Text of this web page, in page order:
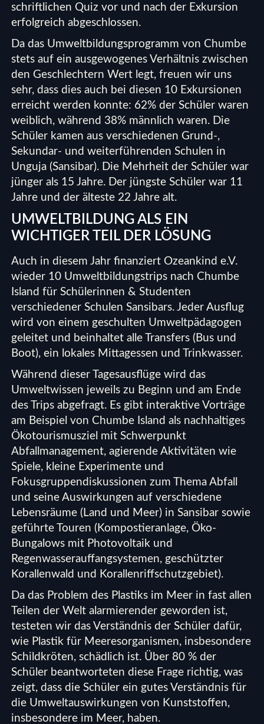
schriftlichen Quiz vor und nach der Exkursion
erfolgreich abgeschlossen.
Da das Umweltbildungsprogramm von Chumbe
stets auf ein ausgewogenes Verhältnis zwischen
den Geschlechtern Wert legt, freuen wir uns
sehr, dass dies auch bei diesen 10 Exkursionen
erreicht werden konnte: 62% der Schüler waren
weiblich, während 38% männlich waren. Die
Schüler kamen aus verschiedenen Grund-,
Sekundar- und weiterführenden Schulen in
Unguja (Sansibar). Die Mehrheit der Schüler war
jünger als 15 Jahre. Der jüngste Schüler war 11
Jahre und der älteste 22 Jahre alt.
UMWELTBILDUNG ALS EIN
WICHTIGER TEIL DER LÖSUNG
Auch in diesem Jahr finanziert Ozeankind e.V.
wieder 10 Umweltbildungstrips nach Chumbe
Island für Schülerinnen & Studenten
verschiedener Schulen Sansibars. Jeder Ausflug
wird von einem geschulten Umweltpädagogen
geleitet und beinhaltet alle Transfers (Bus und
Boot), ein lokales Mittagessen und Trinkwasser.
Während dieser Tagesausflüge wird das
Umweltwissen jeweils zu Beginn und am Ende
des Trips abgefragt. Es gibt interaktive Vorträge
am Beispiel von Chumbe Island als nachhaltiges
Ökotourismusziel mit Schwerpunkt
Abfallmanagement, agierende Aktivitäten wie
Spiele, kleine Experimente und
Fokusgruppendiskussionen zum Thema Abfall
und seine Auswirkungen auf verschiedene
Lebensräume (Land und Meer) in Sansibar sowie
geführte Touren (Kompostieranlage, Öko-
Bungalows mit Photovoltaik und
Regenwasserauffangsystemen, geschützter
Korallenwald und Korallenriffschutzgebiet).
Da das Problem des Plastiks im Meer in fast allen
Teilen der Welt alarmierender geworden ist,
testeten wir das Verständnis der Schüler dafür,
wie Plastik für Meeresorganismen, insbesondere
Schildkröten, schädlich ist. Über 80 % der
Schüler beantworteten diese Frage richtig, was
zeigt, dass die Schüler ein gutes Verständnis für
die Umweltauswirkungen von Kunststoffen,
insbesondere im Meer, haben.